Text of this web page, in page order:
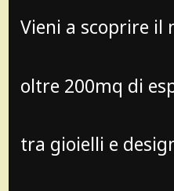
Vieni a scoprire il
oltre 200mq di
tra gioielli e